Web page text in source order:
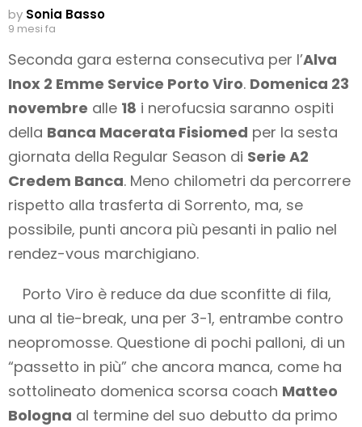
by Sonia Basso
9 mesi fa
Seconda gara esterna consecutiva per l’Alva
Inox 2 Emme Service Porto Viro. Domenica 23
novembre alle 18 i nerofucsia saranno ospiti
della Banca Macerata Fisiomed per la sesta
giornata della Regular Season di Serie A2
Credem Banca. Meno chilometri da percorrere
rispetto alla trasferta di Sorrento, ma, se
possibile, punti ancora più pesanti in palio nel
rendez-vous marchigiano.
Porto Viro è reduce da due sconfitte di fila,
una al tie-break, una per 3-1, entrambe contro
neopromosse. Questione di pochi palloni, di un
“passetto in più” che ancora manca, come ha
sottolineato domenica scorsa coach Matteo
Bologna al termine del suo debutto da primo